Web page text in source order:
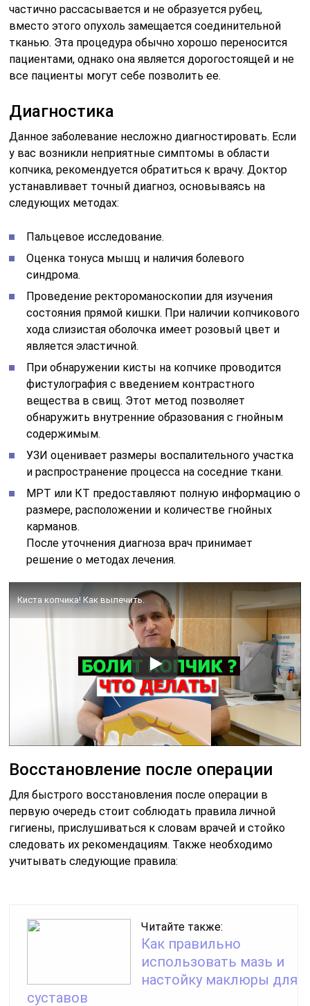
частично рассасывается и не образуется рубец,
вместо этого опухоль замещается соединительной
тканью. Эта процедура обычно хорошо переносится
пациентами, однако она является дорогостоящей и не
все пациенты могут себе позволить ее.
Диагностика
Данное заболевание несложно диагностировать. Если
у вас возникли неприятные симптомы в области
копчика, рекомендуется обратиться к врачу. Доктор
устанавливает точный диагноз, основываясь на
следующих методах:
Пальцевое исследование.
Оценка тонуса мышц и наличия болевого
синдрома.
Проведение ректороманоскопии для изучения
состояния прямой кишки. При наличии копчикового
хода слизистая оболочка имеет розовый цвет и
является эластичной.
При обнаружении кисты на копчике проводится
фистулография с введением контрастного
вещества в свищ. Этот метод позволяет
обнаружить внутренние образования с гнойным
содержимым.
УЗИ оценивает размеры воспалительного участка
и распространение процесса на соседние ткани.
МРТ или КТ предоставляют полную информацию о
размере, расположении и количестве гнойных
карманов.
После уточнения диагноза врач принимает
решение о методах лечения.
Киста копчика! Как вылечить.
Восстановление после операции
Для быстрого восстановления после операции в
первую очередь стоит соблюдать правила личной
гигиены, прислушиваться к словам врачей и стойко
следовать их рекомендациям. Также необходимо
учитывать следующие правила:
Читайте также:
Как правильно
использовать мазь и
настойку маклюры для
суставов